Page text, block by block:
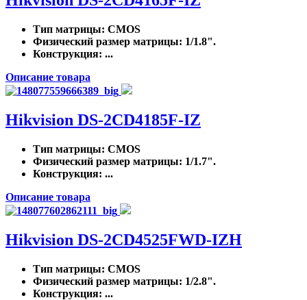
Тип матрицы: CMOS
Физический размер матрицы: 1/1.8".
Конструкция: ...
Описание товара
Hikvision DS-2CD4185F-IZ
Тип матрицы: CMOS
Физический размер матрицы: 1/1.7".
Конструкция: ...
Описание товара
Hikvision DS-2CD4525FWD-IZH
Тип матрицы: CMOS
Физический размер матрицы: 1/2.8".
Конструкция: ...